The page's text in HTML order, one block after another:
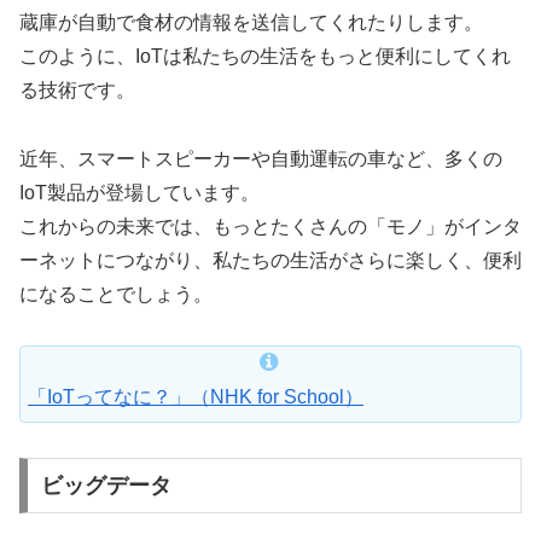
蔵庫が自動で食材の情報を送信してくれたりします。
このように、IoTは私たちの生活をもっと便利にしてくれ
る技術です。
近年、スマートスピーカーや自動運転の車など、多くの
IoT製品が登場しています。
これからの未来では、もっとたくさんの「モノ」がインタ
ーネットにつながり、私たちの生活がさらに楽しく、便利
になることでしょう。
「IoTってなに？」（NHK for School）
ビッグデータ